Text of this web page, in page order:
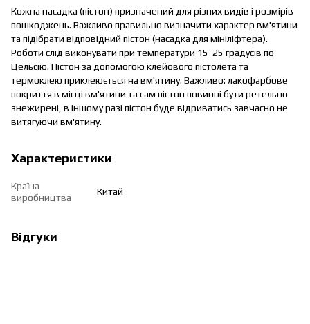
Кожна насадка (пістон) призначений для різних видів і розмірів
пошкоджень. Важливо правильно визначити характер вм'ятини
та підібрати відповідний пістон (насадка для мініліфтера).
Роботи слід виконувати при температури 15-25 градусів по
Цельсію. Пістон за допомогою клейового пістолета та
термоклею приклеюється на вм'ятину. Важливо: лакофарбове
покриття в місці вм'ятини та сам пістон повинні бути ретельно
знежирені, в іншому разі пістон буде відриватись завчасно не
витягуючи вм'ятину.
Характеристики
Країна
виробництва
Китай
Відгуки